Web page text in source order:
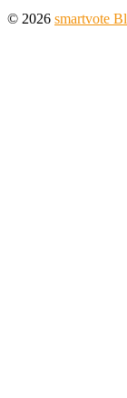
© 2026 smartvote